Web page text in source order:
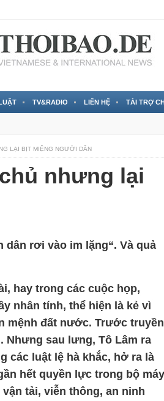
TV&RADIO LIÊN HỆ TÀI TRỢ
LẠI BỊT MIỆNG NGƯỜI DÂN
nhưng lại
dân rơi vào im lặng“. Và quả
hay trong các cuộc họp,
nhân tính, thể hiện là kẻ vì
mệnh đất nước. Trước truyền
Nhưng sau lưng, Tô Lâm ra
các luật lệ hà khắc, hở ra là
hết quyền lực trong bộ máy
tải, viễn thông, an ninh